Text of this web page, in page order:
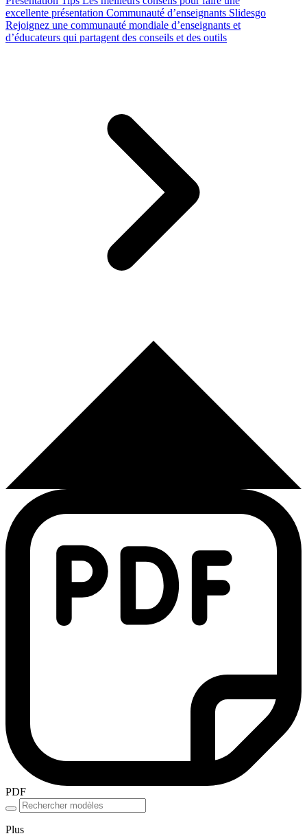
excellente présentation Communauté d’enseignants Slidesgo
Rejoignez une communauté mondiale d’enseignants et
d’éducateurs qui partagent des conseils et des outils
PDF
Plus